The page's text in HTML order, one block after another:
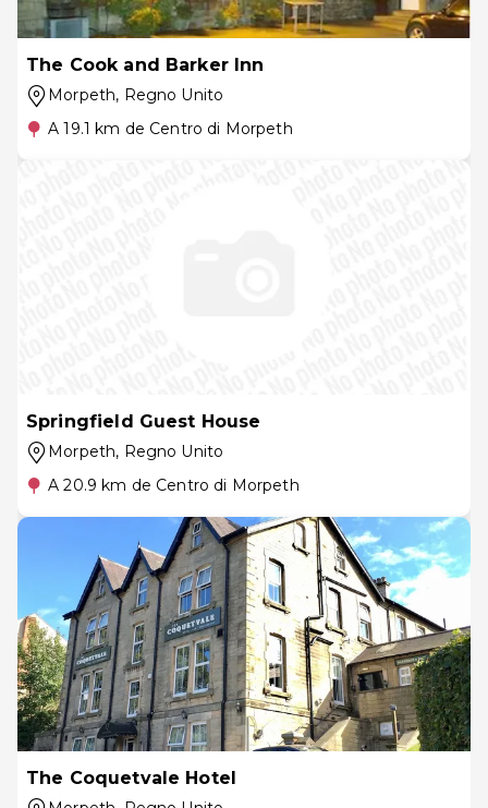
The Cook and Barker Inn
Morpeth, Regno Unito
A 19.1 km de Centro di Morpeth
Springfield Guest House
Morpeth, Regno Unito
A 20.9 km de Centro di Morpeth
The Coquetvale Hotel